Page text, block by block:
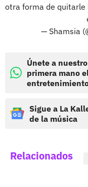
otra forma de quitarle
— Shamsia
Únete a
primera mano
Sigue a La
de la música
Relacionados